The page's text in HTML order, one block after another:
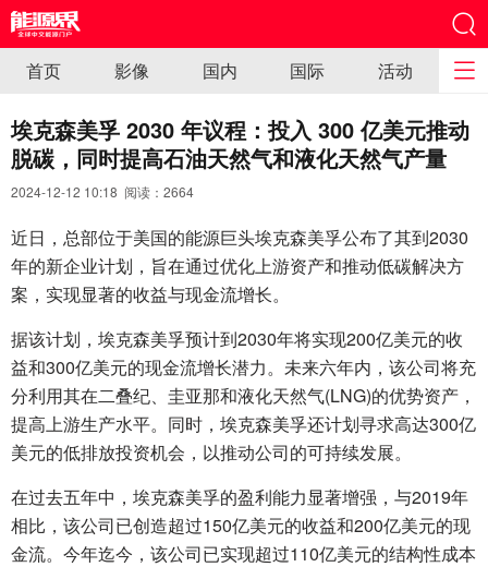
首页 影像 国内 国际 活动
埃克森美孚 2030 年议程：投入 300 亿美元推动
脱碳，同时提高石油天然气和液化天然气产量
2024-12-12 10:18 阅读： 2664
近日，总部位于美国的能源巨头埃克森美孚公布了其到2030
年的新企业计划，旨在通过优化上游资产和推动低碳解决方
案，实现显著的收益与现金流增长。
据该计划，埃克森美孚预计到2030年将实现200亿美元的收
益和300亿美元的现金流增长潜力。未来六年内，该公司将充
分利用其在二叠纪、圭亚那和液化天然气(LNG)的优势资产，
提高上游生产水平。同时，埃克森美孚还计划寻求高达300亿
美元的低排放投资机会，以推动公司的可持续发展。
在过去五年中，埃克森美孚的盈利能力显著增强，与2019年
相比，该公司已创造超过150亿美元的收益和200亿美元的现
金流。今年迄今，该公司已实现超过110亿美元的结构性成本